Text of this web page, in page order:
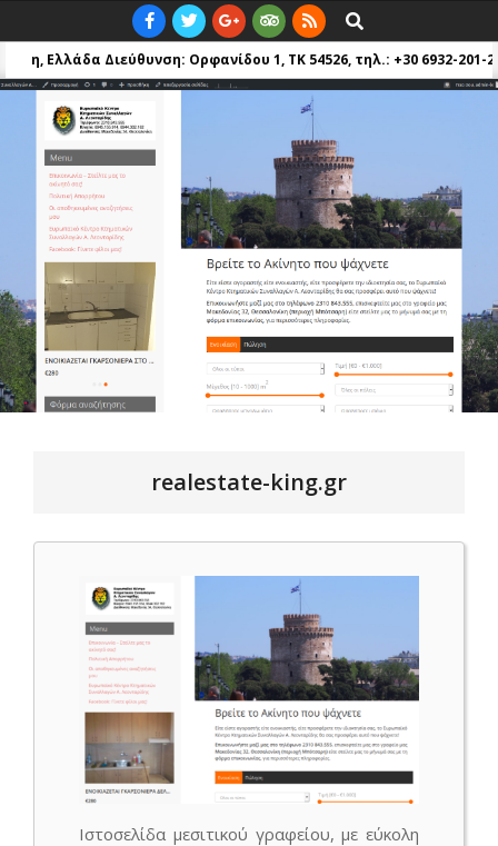
to
content
Navigation
Menu
Search
ΕλλάδαΔιεύθυνση: Ορφανίδου 1, TK 54526, τηλ.: +30 6932-201-268,
realestate-king.gr
Ιστοσελίδα μεσιτικού γραφείου, με εύκολη